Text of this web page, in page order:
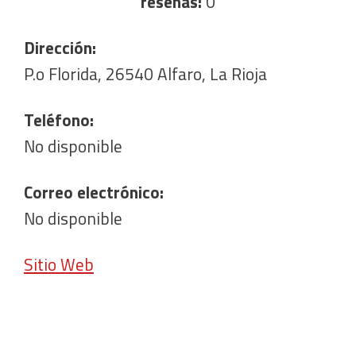
Dirección:
P.o Florida, 26540 Alfaro, La Rioja
Teléfono:
No disponible
Correo electrónico:
No disponible
Sitio Web